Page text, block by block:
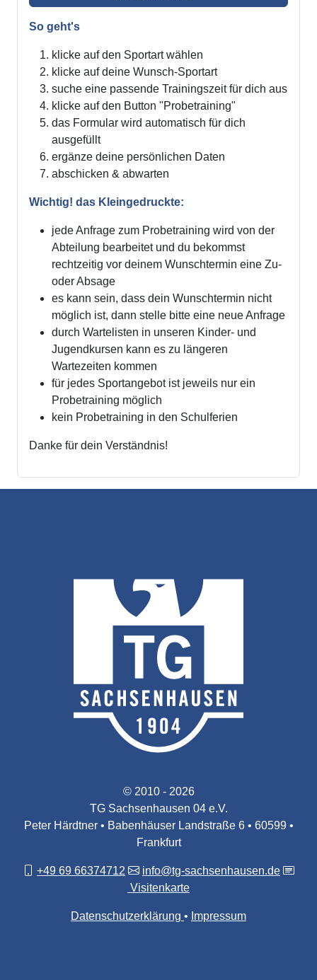
So geht's
klicke auf den Sportart wählen
klicke auf deine Wunsch-Sportart
suche eine passende Trainingszeit für dich aus
klicke auf den Button "Probetraining"
das Formular wird automatisch für dich
ausgefüllt
ergänze deine persönlichen Daten
abschicken & abwarten
Wichtig! das Kleingedruckte:
jede Anfrage zum Probetraining wird von der
Abteilung bearbeitet und du bekommst
rechtzeitig vor deinem Wunschtermin eine Zu-
oder Absage
es kann sein, dass dein Wunschtermin nicht
möglich ist, dann stelle bitte eine neue Anfrage
durch Wartelisten in unseren Kinder- und
Jugendkursen kann es zu längeren
Wartezeiten kommen
für jedes Sportangebot ist jeweils nur ein
Probetraining möglich
kein Probetraining in den Schulferien
Danke für dein Verständnis!
© 2010 - 2026
TG Sachsenhausen 04 e.V.
Peter Härdtner • Babenhäuser Landstraße 6 • 60599 •
Frankfurt
+49 69 66374712
info@tg-sachsenhausen.de
Visitenkarte
Datenschutzerklärung Impressum